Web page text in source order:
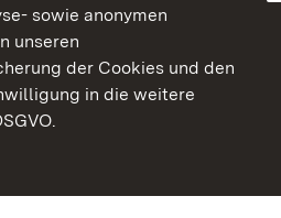
sowie anonymen
unseren
der Cookies und den
in die weitere